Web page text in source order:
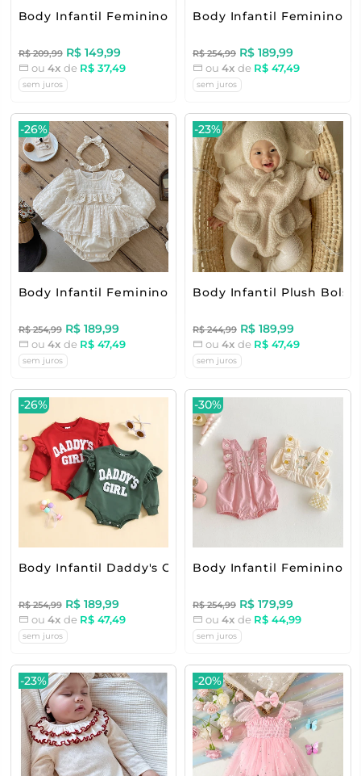
Body Infantil Feminino Florzinhas
R$ 209,99 R$ 149,99
ou 4x de R$ 37,49
sem juros
Body Infantil Feminino
R$ 254,99 R$ 189,99
ou 4x de R$ 47,49
sem juros
-26%
Body Infantil Feminino Lese Floral
R$ 254,99 R$ 189,99
ou 4x de R$ 47,49
sem juros
-23%
Body Infantil Plush
R$ 244,99 R$ 189,99
ou 4x de R$ 47,49
sem juros
-26%
Body Infantil Daddy's Girl
R$ 254,99 R$ 189,99
ou 4x de R$ 47,49
sem juros
-30%
Body Infantil Feminino
R$ 254,99 R$ 179,99
ou 4x de R$ 44,99
sem juros
-23% -20%